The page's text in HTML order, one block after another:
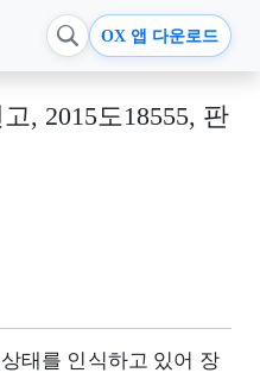
OX 앱 다운로드
, 2015도18555, 판
태를 인식하고 있어 장